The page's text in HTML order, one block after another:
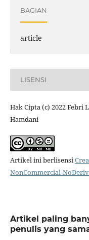
BAGIAN
article
LISENSI
Hak Cipta (c) 2022 Febri
Hamdani
Artikel ini berlisensi
NonCommercial-
Artikel paling
penulis yang